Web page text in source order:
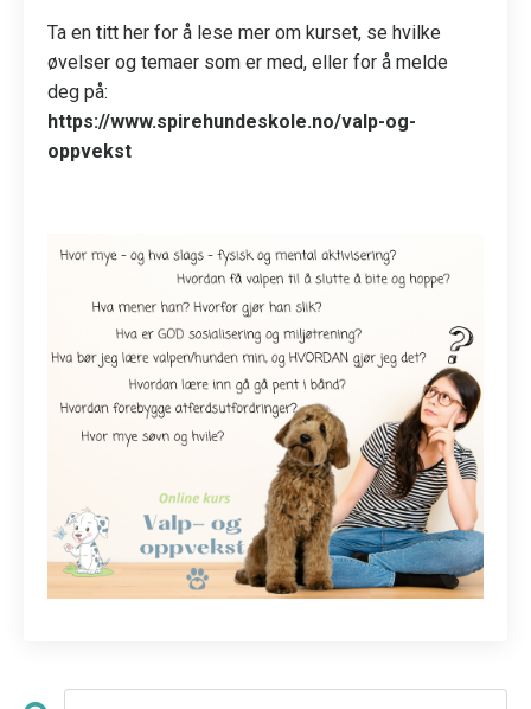
Ta en titt her for å lese mer om kurset, se hvilke
øvelser og temaer som er med, eller for å melde
deg på:
https://www.spirehundeskole.no/valp-og-
oppvekst